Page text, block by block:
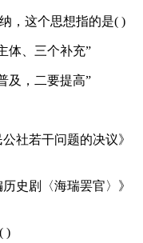
，这个思想指的是( )
体、三个补充”
及，二要提高”
社若干问题的决议》
史剧〈海瑞罢官〉》
)